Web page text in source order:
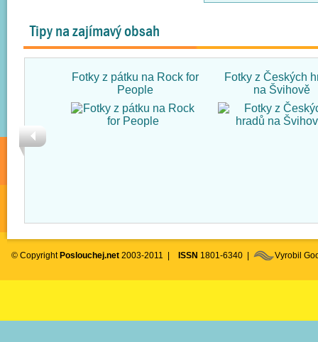
Tipy na zajímavý obsah
Fotky z pátku na Rock for
People
Fotky z Českých
na Švihově
© Copyright Poslouchej.net 2003-2011 | ISSN 1801-6340 | Vyrobil